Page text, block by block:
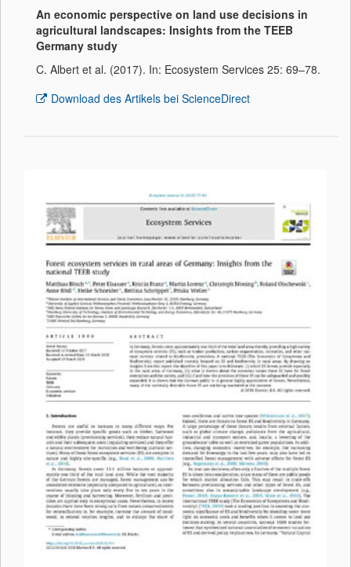
An economic perspective on land use decisions in
agricultural landscapes: Insights from the TEEB
Germany study
C. Albert et al. (2017). In: Ecosystem Services 25: 69–78.
Download des Artikels bei ScienceDirect